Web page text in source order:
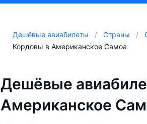
Дешёвые авиабилеты Страны
Кордовы в Американское Самоа
Дешёвые
Американское